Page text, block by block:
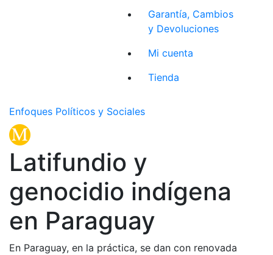
Garantía, Cambios
y Devoluciones
Mi cuenta
Tienda
Enfoques Políticos y Sociales
Latifundio y
genocidio indígena
en Paraguay
En Paraguay, en la práctica, se dan con renovada